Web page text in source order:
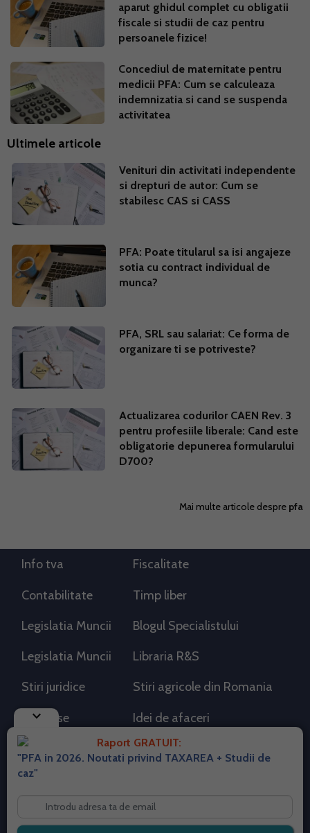
aparut ghidul complet cu obligatii
fiscale si studii de caz pentru
persoanele fizice!
Concediul de maternitate pentru
medicii PFA: Cum se calculeaza
indemnizatia si cand se suspenda
activitatea
Ultimele articole
Venituri din activitati independente
si drepturi de autor: Cum se
stabilesc CAS si CASS
PFA: Poate titularul sa isi angajeze
sotia cu contract individual de
munca?
PFA, SRL sau salariat: Ce forma de
organizare ti se potriveste?
Actualizarea codurilor CAEN Rev. 3
pentru profesiile liberale: Cand este
obligatorie depunerea formularului
D700?
Mai multe articole despre pfa
keyboard_arrow_down
Raport GRATUIT:
"PFA in 2026. Noutati privind TAXAREA + Studii de
caz"
Info tva Fiscalitate
Contabilitate Timp liber
Legislatia Muncii Blogul Specialistului
Legislatia Muncii Libraria R&S
Stiri juridice Stiri agricole din Romania
AdSense Idei de afaceri
RSS Flux RSS 2.0
Despre cookies
Termeni si conditii
Contact